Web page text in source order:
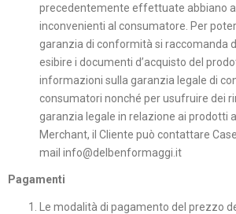
precedentemente effettuate abbiano
inconvenienti al consumatore. Per
garanzia di conformità si raccomanda
esibire i documenti d’acquisto del
informazioni sulla garanzia legale di
consumatori nonché per usufruire dei
garanzia legale in relazione ai prodotti
Merchant, il Cliente può contattare
mail info@delbenformaggi.it
Pagamenti
Le modalità di pagamento del prezzo